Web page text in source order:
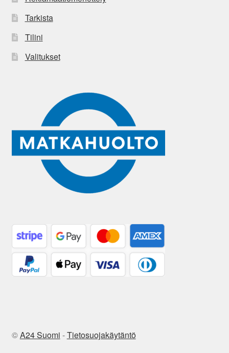
Tarkista
Tilini
Valitukset
©A24 Suomi -Tietosuojakäytäntö